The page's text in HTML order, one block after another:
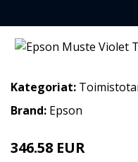
Kategoriat:
Brand: Epson
346.58 EUR